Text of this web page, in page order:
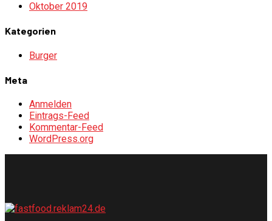
Oktober 2019
Kategorien
Burger
Meta
Anmelden
Eintrags-Feed
Kommentar-Feed
WordPress.org